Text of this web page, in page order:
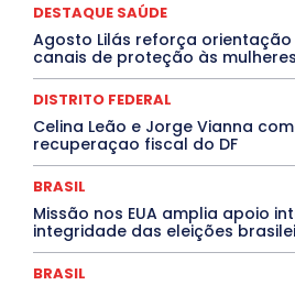
DESTAQUES OUTROS
ELEIÇÕES
EMPREGO E
Especial
Espírito Santo
EVENTOS
EXPOSIÇÃO
INTELIGÊNCIA
Jogos Online
JUDICIÁRIO
MEIO AMBIENTE
Paraíba
Paraná
PROCESSO
QUALIFICAÇÃO
DESTAQUE SAÚDE
Agosto Lilás reforça
canais de proteção às mulheres
DISTRITO FEDERAL
Celina Leão e Jorge Vianna
recuperaçao fiscal do DF
BRASIL
Missão nos EUA amplia apoio
integridade das eleições
BRASIL